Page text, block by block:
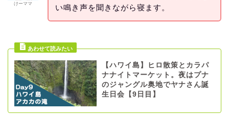
けーママ
い鳴き声を聞きながら寝ます。
【ハワイ島】ヒロ散策とカラパ
ナナイトマーケット。夜はプナ
のジャングル奥地でヤナさん誕
生日会【9日目】